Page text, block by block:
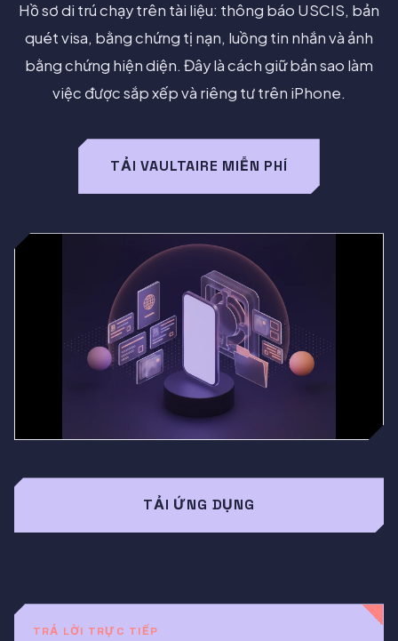
Hồ sơ di trú chạy trên tài liệu: thông báo USCIS, bản
quét visa, bằng chứng tị nạn, luồng tin nhắn và ảnh
bằng chứng hiện diện. Đây là cách giữ bản sao làm
việc được sắp xếp và riêng tư trên iPhone.
TẢI VAULTAIRE MIỄN PHÍ
TẢI ỨNG DỤNG
TRẢ LỜI TRỰC TIẾP